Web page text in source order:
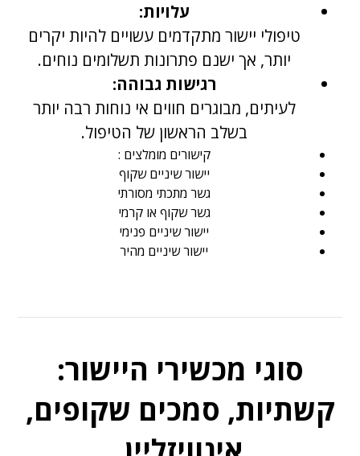
עלויות:
טיפולי יישור מתקדמים עשויים להיות יקרים
יותר, אך ישנם פתרונות תשלומים נוחים.
רגישות גבוהה:
לעיתים, מבוגרים חווים אי נוחות רבה יותר
בשלב הראשון של הטיפול.
קישורים מומלצים :
יישור שיניים שקוף
גשר מתכתי מסורתי
גשר שקוף או קרמי
יישור שיניים פנימי
יישור שיניים מהיר
סוגי מכשירי היישור:
קשתיות, סמכים שקופים,